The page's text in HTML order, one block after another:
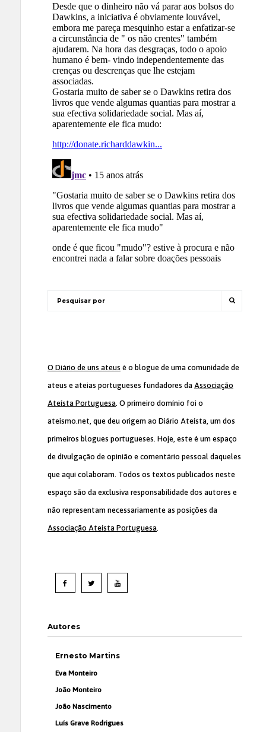
O Diário de uns ateus é o blogue de uma comunidade de
ateus e ateias portugueses fundadores da Associação
Ateísta Portuguesa. O primeiro domínio foi o
ateismo.net, que deu origem ao Diário Ateísta, um dos
primeiros blogues portugueses. Hoje, este é um espaço
de divulgação de opinião e comentário pessoal daqueles
que aqui colaboram. Todos os textos publicados neste
espaço são da exclusiva responsabilidade dos autores e
não representam necessariamente as posições da
Associação Ateísta Portuguesa.
Autores
Ernesto Martins
Eva Monteiro
João Monteiro
João Nascimento
Luís Grave Rodrigues